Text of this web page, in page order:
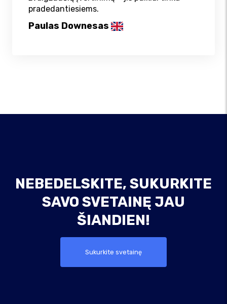
pradedantiesiems.
Paulas Downesas
NEBEDELSKITE, SUKURKITE
SAVO SVETAINĘ JAU
ŠIANDIEN!
Sukurkite svetainę